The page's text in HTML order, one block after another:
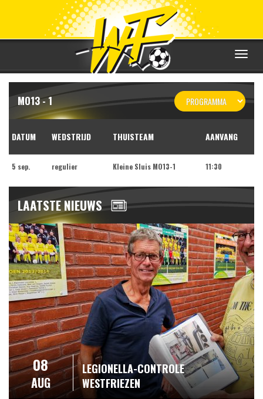
Toggle
MO13 - 1
DATUM WEDSTRIJD THUISTEAM AANVANG
5 sep. regulier Kleine Sluis MO13-1 11:30
LAATSTE NIEUWS
08
AUG
LEGIONELLA-CONTROLE
WESTFRIEZEN